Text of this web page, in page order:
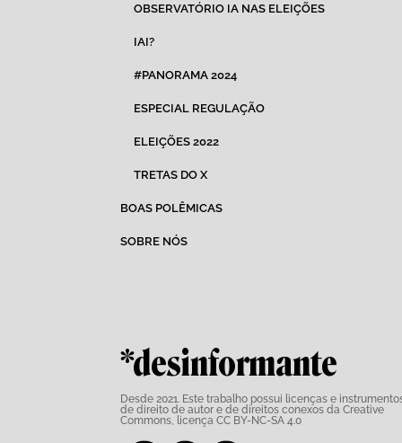
OBSERVATÓRIO IA NAS ELEIÇÕES
IAI?
#PANORAMA 2024
ESPECIAL REGULAÇÃO
ELEIÇÕES 2022
TRETAS DO X
BOAS POLÊMICAS
SOBRE NÓS
*desinformante
Desde 2021. Este trabalho possui licenças e
de direito de autor e de direitos conexos da Creative
Commons,
licença CC BY-NC-SA 4.0